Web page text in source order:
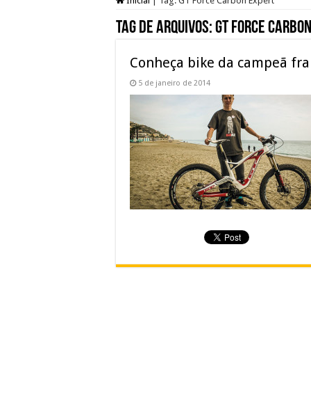
Tag de arquivos:GT Force
Conheça bike da campeã
5 de janeiro de 2014